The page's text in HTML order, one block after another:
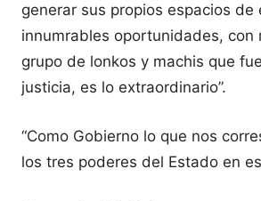
generar sus propios espacios
innumrables oportunidades,
grupo de lonkos y machis que
justicia, es lo extraordinario”.
“Como Gobierno lo que nos
los tres poderes del Estado en